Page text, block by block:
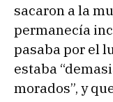
sacaron a la
permanecía
pasaba por el
estaba
morados”, y